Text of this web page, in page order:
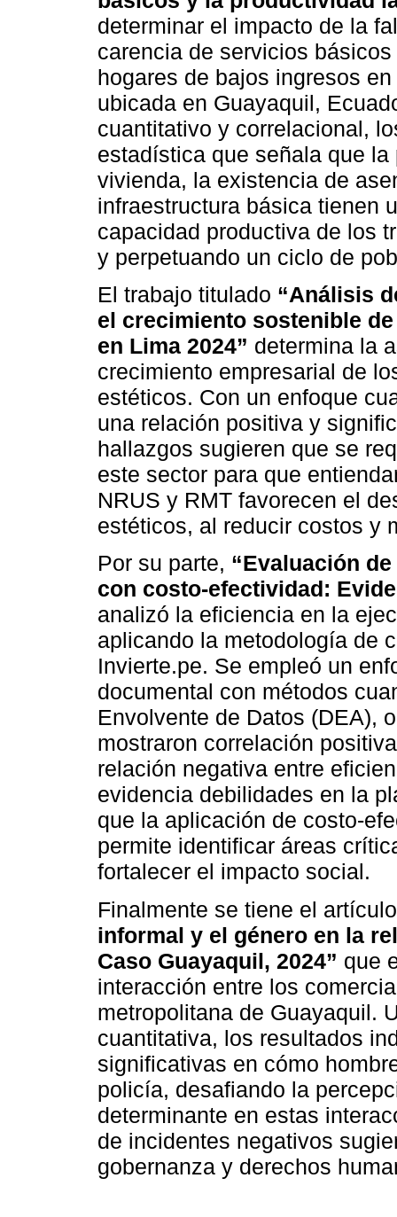
determinar el impacto de la
carencia de servicios
hogares de bajos ingresos
ubicada en Guayaquil,
cuantitativo y correlacional,
estadística que señala que
vivienda, la existencia de
infraestructura básica tienen
capacidad productiva de los
y perpetuando un ciclo de
El trabajo titulado “Análisis
el crecimiento sostenible
en Lima 2024” determina la
crecimiento empresarial de
estéticos. Con un enfoque
una relación positiva y
hallazgos sugieren que se
este sector para que
NRUS y RMT favorecen el
estéticos, al reducir costos y
Por su parte, “Evaluación
con costo-efectividad:
analizó la eficiencia en la
aplicando la metodología de
Invierte.pe. Se empleó un
documental con métodos
Envolvente de Datos (DEA),
mostraron correlación
relación negativa entre
evidencia debilidades en la
que la aplicación de costo-
permite identificar áreas
fortalecer el impacto social.
Finalmente se tiene el
informal y el género en la
Caso Guayaquil, 2024” que
interacción entre los
metropolitana de Guayaquil.
cuantitativa, los resultados
significativas en cómo
policía, desafiando la
determinante en estas
de incidentes negativos
gobernanza y derechos